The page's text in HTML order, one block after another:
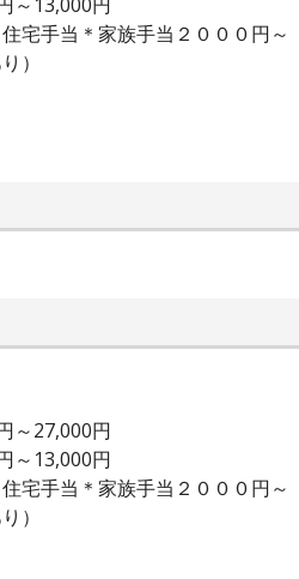
宅手当＊家族手当２０００円～
）
～27,000円
～13,000円
宅手当＊家族手当２０００円～
）